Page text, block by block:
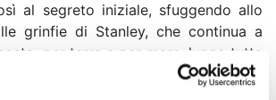
al segreto iniziale, sfuggendo allo
grinfie di Stanley, che continua a
per terra e per mare, lungo tutta